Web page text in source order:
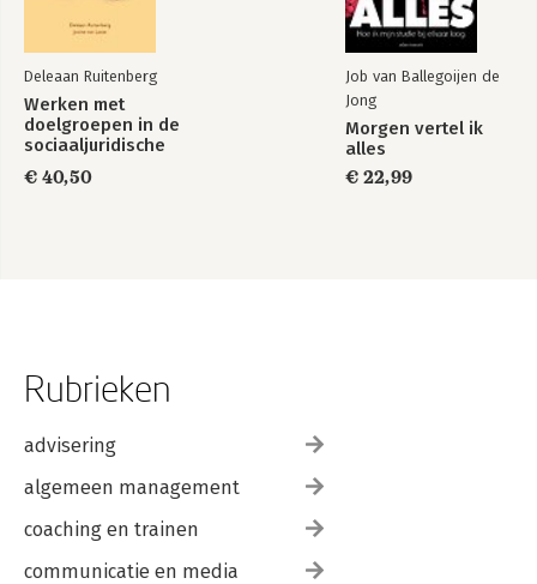
Deleaan Ruitenberg
Werken met
doelgroepen in de
sociaaljuridische
dienstverlening
€ 40,50
Job van Ballegoijen de
Jong
Morgen vertel ik
alles
€ 22,99
Rubrieken
advisering
algemeen management
coaching en trainen
communicatie en media